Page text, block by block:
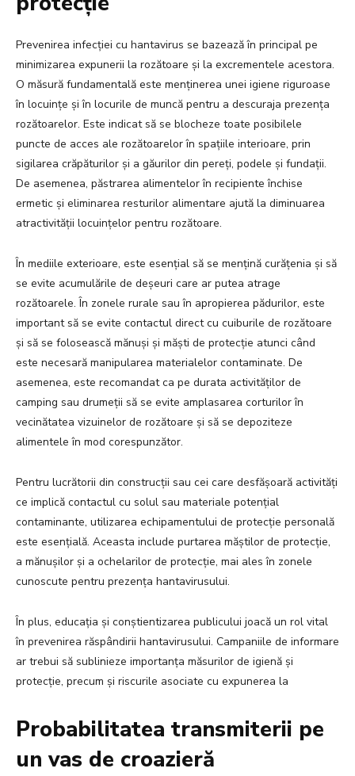
Prevenirea infecției cu hantavirus se bazează în principal pe
minimizarea expunerii la rozătoare și la excrementele acestora.
O măsură fundamentală este menținerea unei igiene riguroase
în locuințe și în locurile de muncă pentru a descuraja prezența
rozătoarelor. Este indicat să se blocheze toate posibilele
puncte de acces ale rozătoarelor în spațiile interioare, prin
sigilarea crăpăturilor și a găurilor din pereți, podele și fundații.
De asemenea, păstrarea alimentelor în recipiente închise
ermetic și eliminarea resturilor alimentare ajută la diminuarea
atractivității locuințelor pentru rozătoare.
În mediile exterioare, este esențial să se mențină curățenia și să
se evite acumulările de deșeuri care ar putea atrage
rozătoarele. În zonele rurale sau în apropierea pădurilor, este
important să se evite contactul direct cu cuiburile de rozătoare
și să se folosească mănuși și măști de protecție atunci când
este necesară manipularea materialelor contaminate. De
asemenea, este recomandat ca pe durata activităților de
camping sau drumeții să se evite amplasarea corturilor în
vecinătatea vizuinelor de rozătoare și să se depoziteze
alimentele în mod corespunzător.
Pentru lucrătorii din construcții sau cei care desfășoară activități
ce implică contactul cu solul sau materiale potențial
contaminante, utilizarea echipamentului de protecție personală
este esențială. Aceasta include purtarea măștilor de protecție,
a mănușilor și a ochelarilor de protecție, mai ales în zonele
cunoscute pentru prezența hantavirusului.
În plus, educația și conștientizarea publicului joacă un rol vital
în prevenirea răspândirii hantavirusului. Campaniile de informare
ar trebui să sublinieze importanța măsurilor de igienă și
protecție, precum și riscurile asociate cu expunerea la
Probabilitatea transmiterii pe
un vas de croazieră